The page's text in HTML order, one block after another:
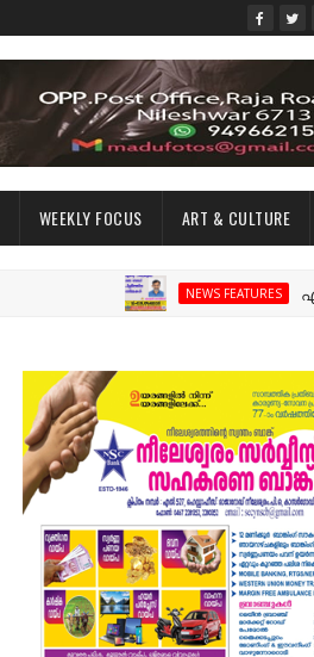
WEEKLY FOCUS ART & CULTURE
NEWS FEATURES എന്റെ